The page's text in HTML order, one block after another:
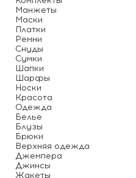
Манжеты
Маски
Платки
Ремни
Снуды
Сумки
Шапки
Шарфы
Носки
Красота
Одежда
Белье
Блузы
Брюки
Верхняя одежда
Джемпера
Джинсы
Жакеты